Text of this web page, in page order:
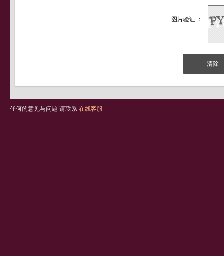
图片验证 ：
任何的意见与问题 请联系 在线客服